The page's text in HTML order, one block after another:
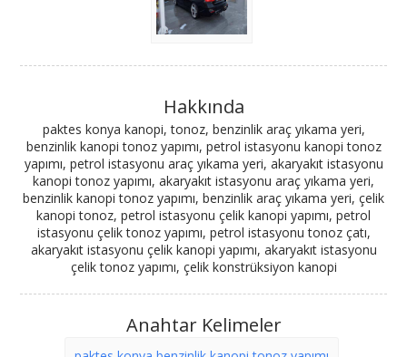
Hakkında
paktes konya kanopi, tonoz, benzinlik araç yıkama yeri,
benzinlik kanopi tonoz yapımı, petrol istasyonu kanopi tonoz
yapımı, petrol istasyonu araç yıkama yeri, akaryakıt istasyonu
kanopi tonoz yapımı, akaryakıt istasyonu araç yıkama yeri,
benzinlik kanopi tonoz yapımı, benzinlik araç yıkama yeri, çelik
kanopi tonoz, petrol istasyonu çelik kanopi yapımı, petrol
istasyonu çelik tonoz yapımı, petrol istasyonu tonoz çatı,
akaryakıt istasyonu çelik kanopi yapımı, akaryakıt istasyonu
çelik tonoz yapımı, çelik konstrüksiyon kanopi
Anahtar Kelimeler